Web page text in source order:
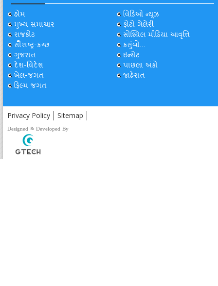
હોમ
મુખ્ય સમાચાર
રાજકોટ
સૌરાષ્ટ્ર-કચ્છ
ગુજરાત
દેશ-વિદેશ
ખેલ-જગત
ફિલ્મ જગત
વિડિઓ ન્યૂઝ
ફોટો ગેલેરી
સોશ્યિલ મીડિયા આવૃત્તિ
કસુંબો...
ઇન્સેટ
પાછલા અંકો
જાહેરાત
Privacy Policy Sitemap
Designed & Developed By